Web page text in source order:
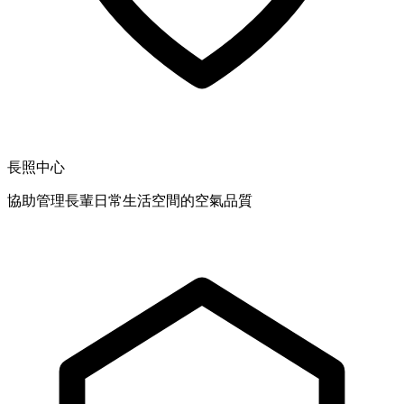
長照中心
協助管理長輩日常生活空間的空氣品質